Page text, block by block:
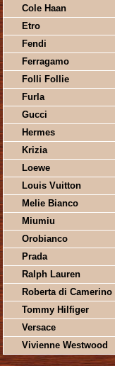
Cole Haan
Etro
Fendi
Ferragamo
Folli Follie
Furla
Gucci
Hermes
Krizia
Loewe
Louis Vuitton
Melie Bianco
Miumiu
Orobianco
Prada
Ralph Lauren
Roberta di Camerino
Tommy Hilfiger
Versace
Vivienne Westwood